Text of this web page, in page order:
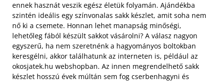
ennek hasznát veszik egész életük folyamán. Ajándékba
szintén ideális egy színvonalas sakk készlet, amit soha nem
nő ki a csemete. Honnan lehet manapság minőségi,
lehetőleg fából készült sakkot vásárolni? A válasz nagyon
egyszerű, ha nem szeretnénk a hagyományos boltokban
keresgélni, akkor találhatunk az interneten is, például az
okosjatek.hu webshopban. Az innen megrendelhető sakk
készlet hosszú évek múltán sem fog cserbenhagyni és